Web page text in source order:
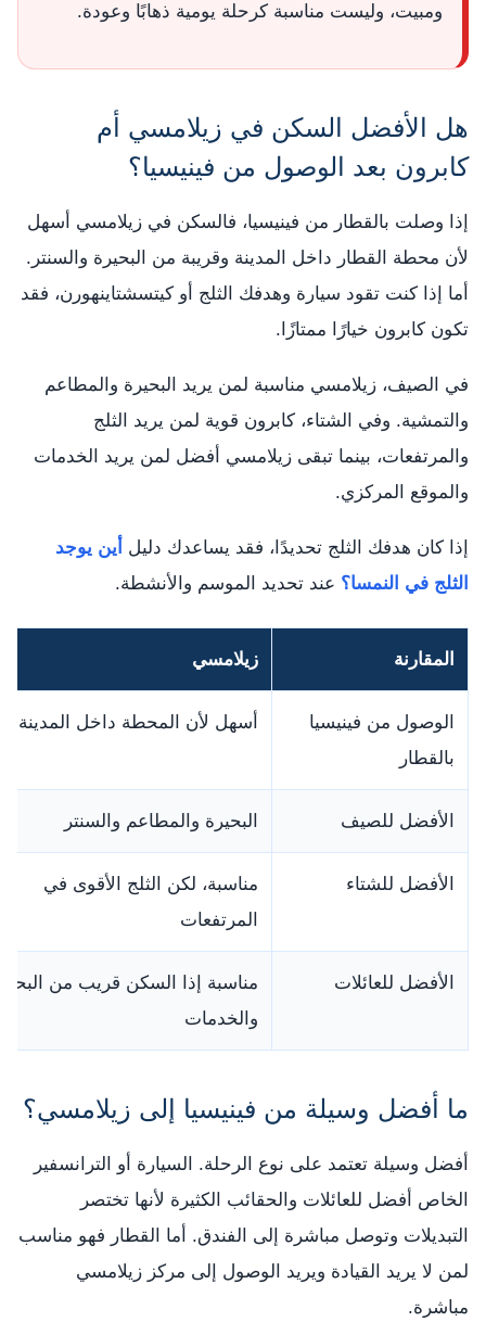
ومبيت، وليست مناسبة كرحلة يومية ذهابًا وعودة.
هل الأفضل السكن في زيلامسي أم
كابرون بعد الوصول من فينيسيا؟
إذا وصلت بالقطار من فينيسيا، فالسكن في زيلامسي أسهل
لأن محطة القطار داخل المدينة وقريبة من البحيرة والسنتر.
أما إذا كنت تقود سيارة وهدفك الثلج أو كيتسشتاينهورن، فقد
تكون كابرون خيارًا ممتازًا.
في الصيف، زيلامسي مناسبة لمن يريد البحيرة والمطاعم
والتمشية. وفي الشتاء، كابرون قوية لمن يريد الثلج
والمرتفعات، بينما تبقى زيلامسي أفضل لمن يريد الخدمات
والموقع المركزي.
إذا كان هدفك الثلج تحديدًا، فقد يساعدك دليل
أين يوجد
الثلج في النمسا؟ عند تحديد الموسم والأنشطة.
المقارنة زيلامسي
الوصول من فينيسيا
بالقطار
أسهل لأن المحطة داخل المدينة
الأفضل للصيف البحيرة والمطاعم والسنتر
الأفضل للشتاء
مناسبة، لكن الثلج الأقوى في
المرتفعات
الأفضل للعائلات
مناسبة إذا السكن قريب من
والخدمات
ما أفضل وسيلة من فينيسيا إلى زيلامسي؟
أفضل وسيلة تعتمد على نوع الرحلة. السيارة أو الترانسفير
الخاص أفضل للعائلات والحقائب الكثيرة لأنها تختصر
التبديلات وتوصل مباشرة إلى الفندق. أما القطار فهو مناسب
لمن لا يريد القيادة ويريد الوصول إلى مركز زيلامسي
مباشرة.